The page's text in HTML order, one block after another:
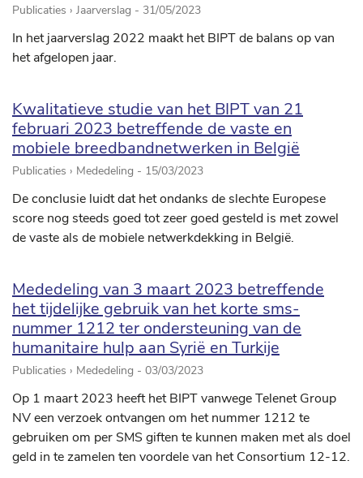
Publicaties › Jaarverslag - 31/05/2023
In het jaarverslag 2022 maakt het BIPT de balans op van
het afgelopen jaar.
Kwalitatieve studie van het BIPT van 21
februari 2023 betreffende de vaste en
mobiele breedbandnetwerken in België
Publicaties › Mededeling - 15/03/2023
De conclusie luidt dat het ondanks de slechte Europese
score nog steeds goed tot zeer goed gesteld is met zowel
de vaste als de mobiele netwerkdekking in België.
Mededeling van 3 maart 2023 betreffende
het tijdelijke gebruik van het korte sms-
nummer 1212 ter ondersteuning van de
humanitaire hulp aan Syrië en Turkije
Publicaties › Mededeling - 03/03/2023
Op 1 maart 2023 heeft het BIPT vanwege Telenet Group
NV een verzoek ontvangen om het nummer 1212 te
gebruiken om per SMS giften te kunnen maken met als doel
geld in te zamelen ten voordele van het Consortium 12-12.